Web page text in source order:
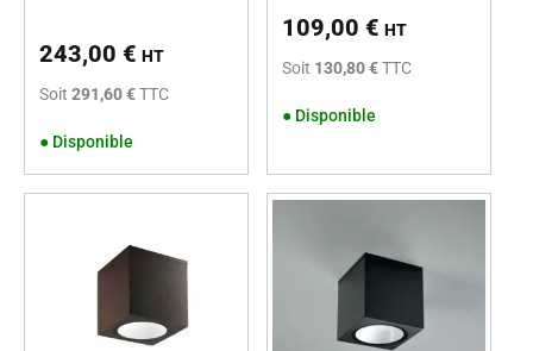
243,00 € HT
Soit 291,60 €TTC
● Disponible
109,00 € HT
Soit 130,80 €TTC
● Disponible